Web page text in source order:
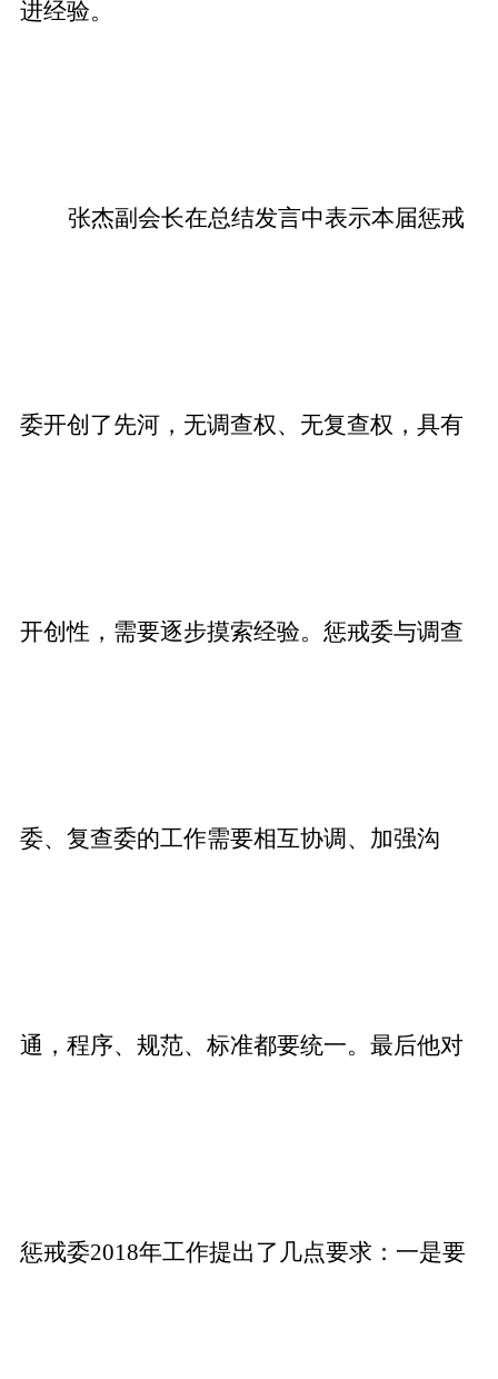
进经验。
张杰副会长在总结发言中表示本届惩戒
委开创了先河，无调查权、无复查权，具有
开创性，需要逐步摸索经验。惩戒委与调查
委、复查委的工作需要相互协调、加强沟
通，程序、规范、标准都要统一。最后他对
惩戒委2018年工作提出了几点要求：一是要